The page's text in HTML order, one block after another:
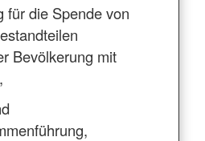
für die Spende von
Bevölkerung mit